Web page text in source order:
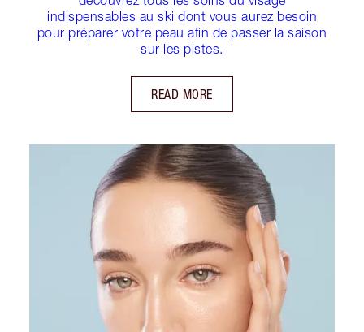
indispensables au ski dont vous aurez besoin
pour préparer votre peau afin de passer la saison
sur les pistes.
READ MORE